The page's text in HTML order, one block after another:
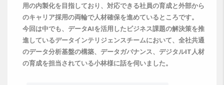
用の内製化を目指しており、対応できる社員の育成と外部から
のキャリア採用の両輪で人材確保を進めているところです。
今回は中でも、データAIを活用したビジネス課題の解決策を推
進しているデータインテリジェンスチームにおいて、全社共通
のデータ分析基盤の構築、データガバナンス、デジタルIT人材
の育成を担当されている小林様に話を伺いました。